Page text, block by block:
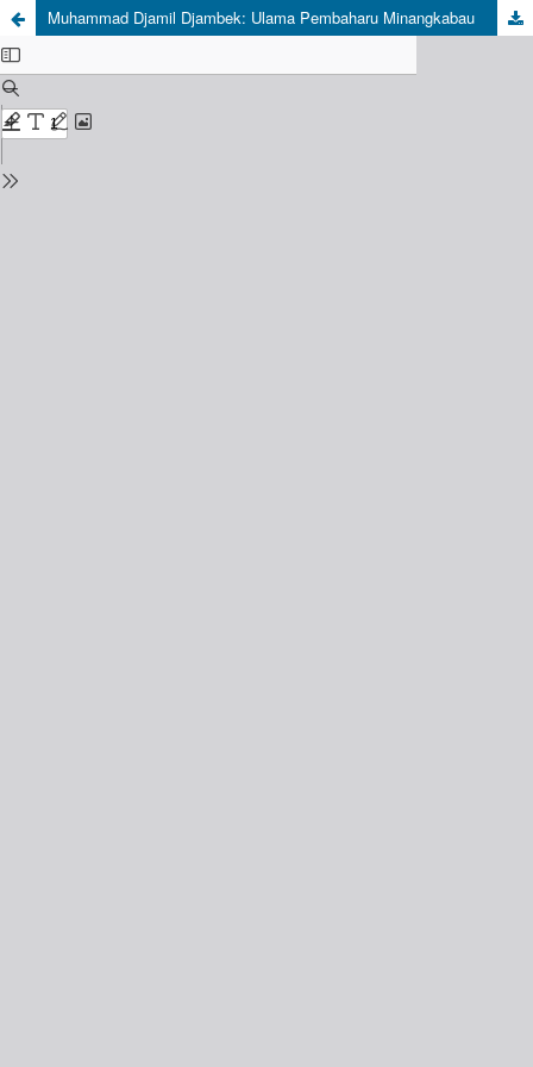
Muhammad Djamil Djambek: Ulama Pembaharu Minangkabau